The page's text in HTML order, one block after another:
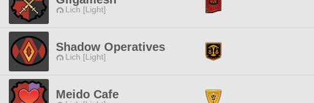
Lich [Light]
Shadow Operatives
Lich [Light]
Meido Cafe